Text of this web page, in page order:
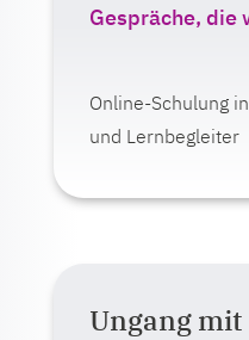
Gespräche,
Online-Schulung
und Lernbegleiter
Ab
Ungang mit